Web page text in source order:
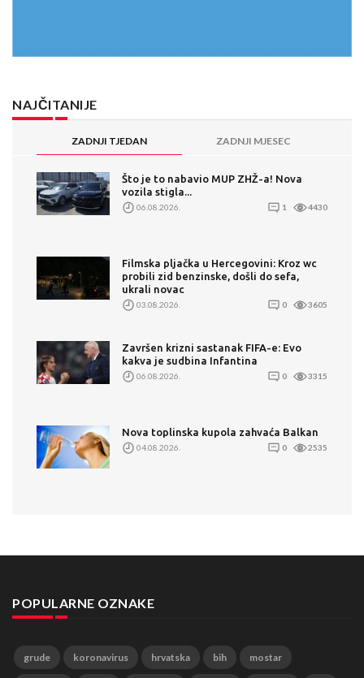
NAJČITANIJE
ZADNJI TJEDAN ZADNJI MJESEC
Što je to nabavio MUP ZHŽ-a! Nova
vozila stigla...
06.08.2026. 1 4430
Filmska pljačka u Hercegovini: Kroz wc
probili zid benzinske, došli do sefa,
ukrali novac
03.08.2026. 0 3605
Završen krizni sastanak FIFA-e: Evo
kakva je sudbina Infantina
06.08.2026. 0 3315
Nova toplinska kupola zahvaća Balkan
04.08.2026. 0 2535
POPULARNE OZNAKE
grude koronavirus hrvatska bih mostar